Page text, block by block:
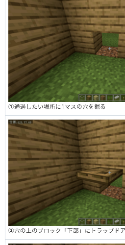
①通過したい場所に1マスの穴を掘る
②穴の上のブロック「下部」にトラップド